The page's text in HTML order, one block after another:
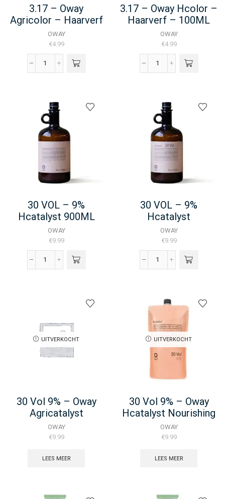
3.17 – Oway
Agricolor – Haarverf
– 100ML
OWAY
€4.99
3.17
Haarverf
-
100ML
aantal
3.17 – Oway Hcolor –
Haarverf – 100ML
OWAY
€4.99
3.17
Haarverf
-
100ML
aantal
30 VOL – 9%
Hcatalyst 900ML
OWAY
€9.99
30
30 VOL – 9%
Hcatalyst
OWAY
€9.99
30
Hcatalyst
UITVERKOCHT
30 Vol 9% – Oway
Agricatalyst
Activator – Peroxide
900ml
OWAY
€9.99
LEES MEER
UITVERKOCHT
30 Vol 9% – Oway
Hcatalyst Nourishing
Liquid Butter
Developer
OWAY
€9.99
LEES MEER